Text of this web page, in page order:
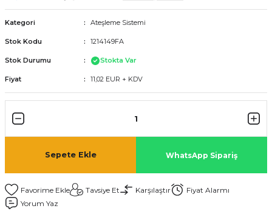
Kategori Ateşleme Sistemi
Stok Kodu 1214149FA
Stok Durumu Stokta Var
Fiyat 11,02 EUR + KDV
Sepete Ekle WhatsApp Sipariş
Tavsiye Et Karşılaştır
Fiyat Alarmı
Yorum Yaz